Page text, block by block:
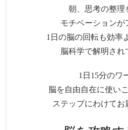
朝、思考の整理
モチベーションが
1日の脳の回転も効率
脳科学で解明され
1日15分のワ
脳を自由自在に使い
ステップにわけてお